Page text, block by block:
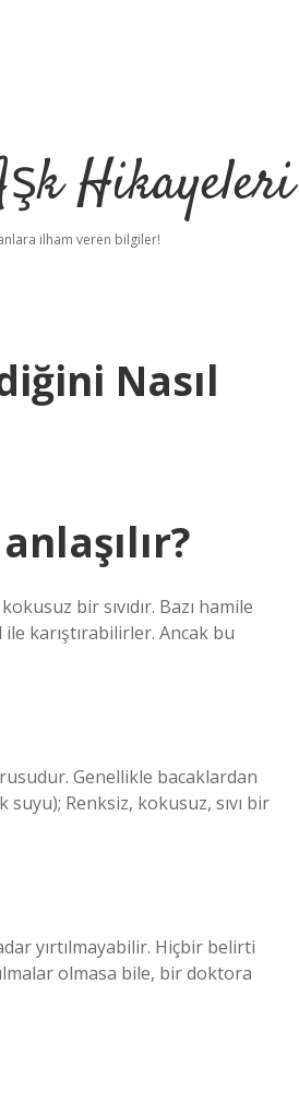
Hikayeleri
ilham veren bilgiler!
Nasıl
bir sıvıdır. Bazı hamile
karıştırabilirler. Ancak bu
Genellikle bacaklardan
suyu); Renksiz, kokusuz, sıvı bir
yırtılmayabilir. Hiçbir belirti
olmasa bile, bir doktora